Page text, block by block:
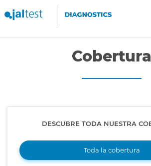
Cobertura
DESCUBRE TODA NUESTRA
Toda la cobertura